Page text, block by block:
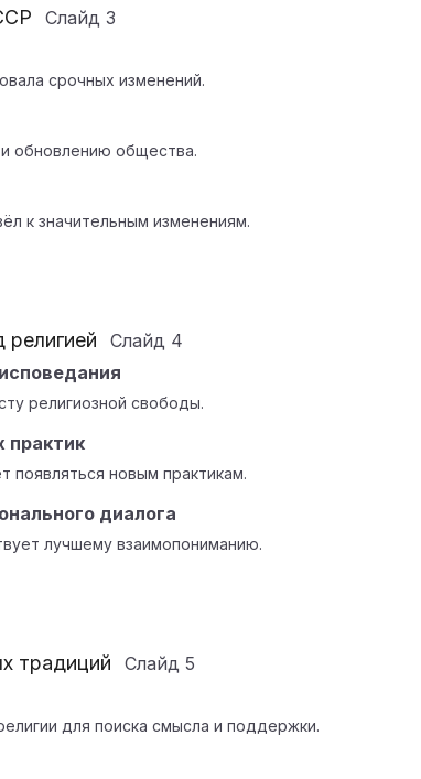
Слайд 3
срочных изменений.
обновлению общества.
к значительным изменениям.
религией Слайд 4
религиозной свободы.
практик
появляться новым практикам.
диалога
лучшему взаимопониманию.
традиций Слайд 5
для поиска смысла и поддержки.